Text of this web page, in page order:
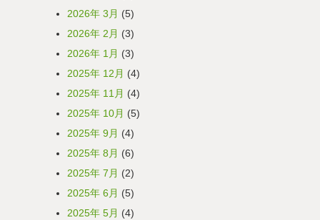
2026年 3月 (5)
2026年 2月 (3)
2026年 1月 (3)
2025年 12月 (4)
2025年 11月 (4)
2025年 10月 (5)
2025年 9月 (4)
2025年 8月 (6)
2025年 7月 (2)
2025年 6月 (5)
2025年 5月 (4)